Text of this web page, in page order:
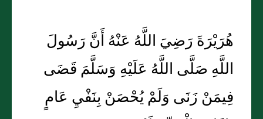
هُرَيْرَةَ رَضِيَ اللَّهُ عَنْهُ أَنَّ رَسُولَ
اللَّهِ صَلَّى اللَّهُ عَلَيْهِ وَسَلَّمَ قَضَى
فِيمَنْ زَنَى وَلَمْ يُحْصَنْ بِنَفْيِ عَامٍ